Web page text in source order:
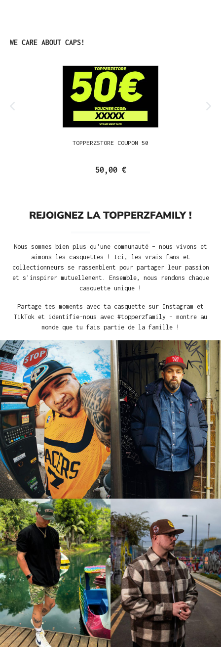
Ignorer la galerie de produits
WE CARE ABOUT CAPS!
TOPPERZSTORE COUPON 50
50,00 €
REJOIGNEZ LA TOPPERZFAMILY !
Nous sommes bien plus qu'une communauté – nous vivons et
aimons les casquettes ! Ici, les vrais fans et
collectionneurs se rassemblent pour partager leur passion
et s'inspirer mutuellement. Ensemble, nous rendons chaque
casquette unique !
Partage tes moments avec ta casquette sur Instagram et
TikTok et identifie-nous avec #topperzfamily – montre au
monde que tu fais partie de la famille !